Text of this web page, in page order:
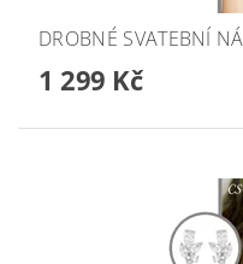
DROBNÉ SVATEBNÍ
1 299 Kč